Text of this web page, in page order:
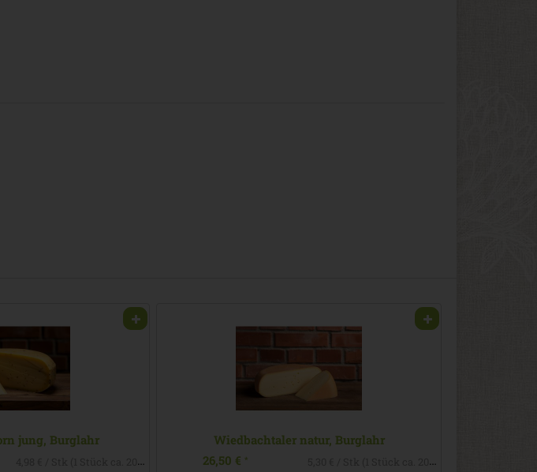
Wiedbachtaler natur, Burglahr
5,30 € / Stk (1 Stück ca. 200g)
Camembert ca. 200g, Burglahr
24,90 €*